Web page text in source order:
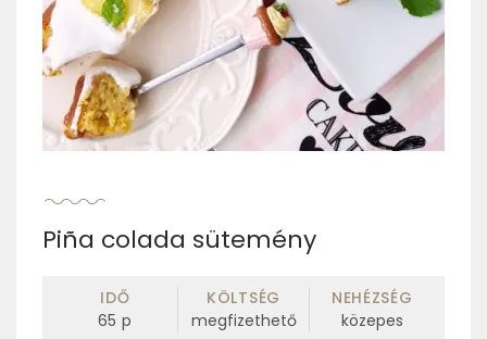
Piña colada sütemény
IDŐ
65 p
KÖLTSÉG
megfizethető
NEHÉZSÉG
közepes